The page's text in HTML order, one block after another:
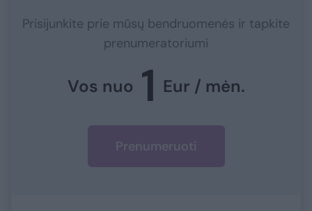
Prisijunkite prie mūsų bendruomenės ir tapkite
prenumeratoriumi
Vos nuo 1 Eur / mėn.
Prenumeruoti